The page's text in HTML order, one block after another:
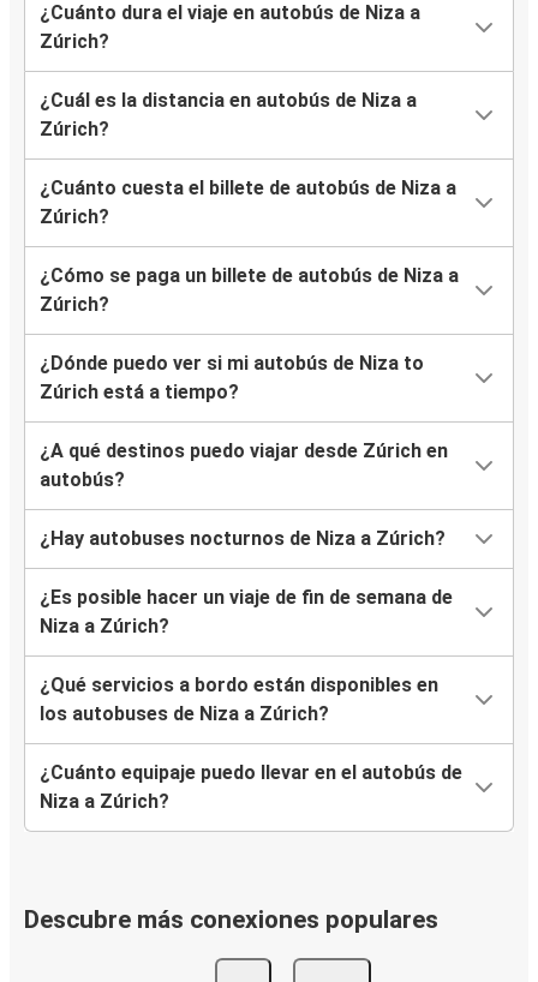
¿Cuánto dura el viaje en autobús de Niza a
Zúrich?
¿Cuál es la distancia en autobús de Niza a
Zúrich?
¿Cuánto cuesta el billete de autobús de Niza a
Zúrich?
¿Cómo se paga un billete de autobús de Niza a
Zúrich?
¿Dónde puedo ver si mi autobús de Niza to
Zúrich está a tiempo?
¿A qué destinos puedo viajar desde Zúrich en
autobús?
¿Hay autobuses nocturnos de Niza a Zúrich?
¿Es posible hacer un viaje de fin de semana de
Niza a Zúrich?
¿Qué servicios a bordo están disponibles en
los autobuses de Niza a Zúrich?
¿Cuánto equipaje puedo llevar en el autobús de
Niza a Zúrich?
Descubre más conexiones populares